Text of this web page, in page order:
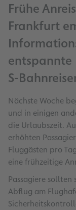
Frühe
Frankfurt
entspannte
S-
Nächste Woche
und in einigen
die Urlaubszeit.
erhöhten
Fluggästen pro
eine frühzeitige
Passagiere
Abflug am